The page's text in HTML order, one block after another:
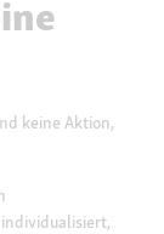
keine Aktion,